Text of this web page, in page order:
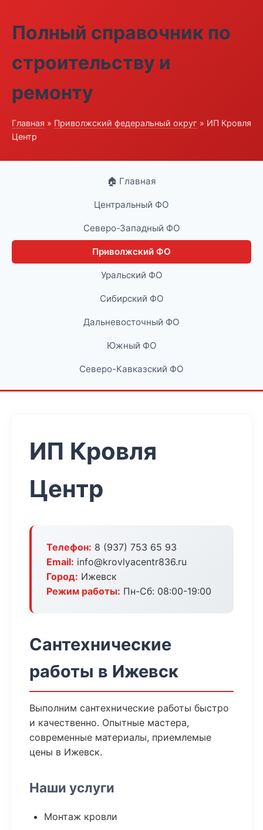
Полный справочник по
строительству и
ремонту
Главная » Приволжский федеральный округ » ИП Кровля
Центр
🏠 Главная
Центральный ФО
Северо-Западный ФО
Приволжский ФО
Уральский ФО
Сибирский ФО
Дальневосточный ФО
Южный ФО
Северо-Кавказский ФО
ИП Кровля
Центр
Телефон: 8 (937) 753 65 93
Email: info@krovlyacentr836.ru
Город: Ижевск
Режим работы: Пн-Сб: 08:00-19:00
Сантехнические
работы в Ижевск
Выполним сантехнические работы быстро
и качественно. Опытные мастера,
современные материалы, приемлемые
цены в Ижевск.
Наши услуги
Монтаж кровли